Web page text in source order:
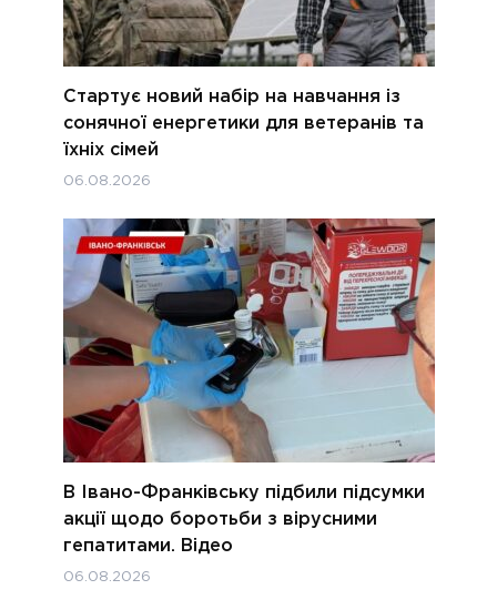
Стартує новий набір на навчання із
сонячної енергетики для ветеранів та
їхніх сімей
06.08.2026
В Івано-Франківську підбили підсумки
акції щодо боротьби з вірусними
гепатитами. Відео
06.08.2026